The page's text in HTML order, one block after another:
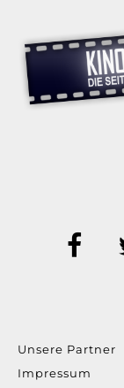
Unsere Partner
Impressum